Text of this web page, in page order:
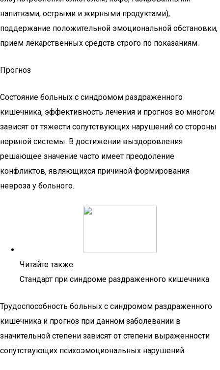
напитками, острыми и жирными продуктами),
поддержание положительной эмоциональной обстановки,
прием лекарственных средств строго по показаниям.
Прогноз
Состояние больных с синдромом раздраженного
кишечника, эффективность лечения и прогноз во многом
зависят от тяжести сопутствующих нарушений со стороны
нервной системы. В достижении выздоровления
решающее значение часто имеет преодоление
конфликтов, являющихся причиной формирования
невроза у больного.
Читайте также:
Стандарт при синдроме раздраженного кишечника
Трудоспособность больных с синдромом раздраженного
кишечника и прогноз при данном заболевании в
значительной степени зависят от степени выраженности
сопутствующих психоэмоциональных нарушений.